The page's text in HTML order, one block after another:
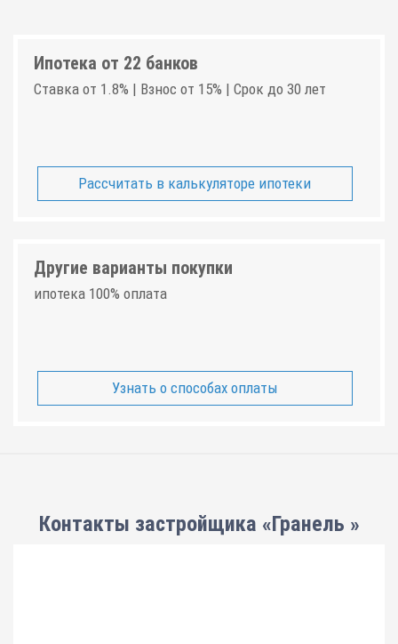
Ипотека от 22 банков
Ставка от 1.8% | Взнос от 15% | Срок до 30 лет
Рассчитать в калькуляторе ипотеки
Другие варианты покупки
ипотека 100% оплата
Узнать о способах оплаты
Контакты застройщика «Гранель »